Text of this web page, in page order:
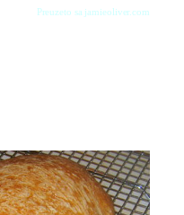
Preuzeto sa jamieoliver.com